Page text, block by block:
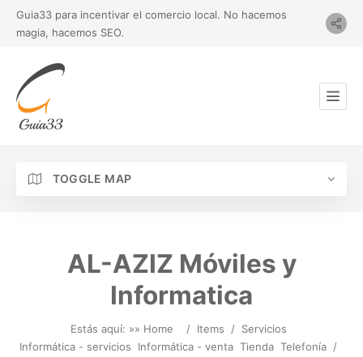
Guia33 para incentivar el comercio local. No hacemos
magia, hacemos SEO.
TOGGLE MAP
AL-AZIZ Móviles y
Informatica
Estás aquí: »» Home / Items / Servicios
Informática - servicios
Informática - venta Tienda Telefonía /